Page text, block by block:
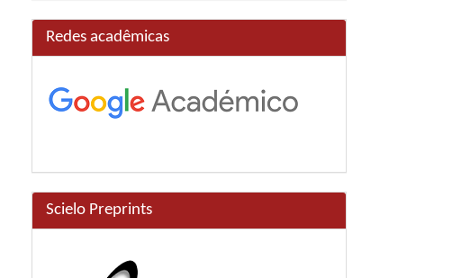
Redes acadêmicas
Scielo Preprints